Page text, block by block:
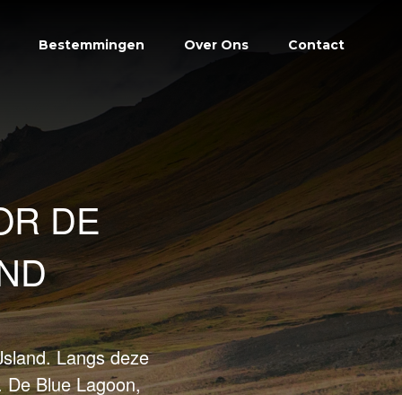
Bestemmingen Over Ons Contact
DE
Langs deze
Blue Lagoon,